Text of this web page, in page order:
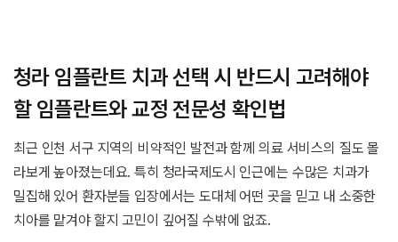
청라 임플란트 치과 선택 시 반드시 고려해야
할 임플란트와 교정 전문성 확인법
최근 인천 서구 지역의 비약적인 발전과 함께 의료 서비스의 질도 몰
라보게 높아졌는데요. 특히 청라국제도시 인근에는 수많은 치과가
밀집해 있어 환자분들 입장에서는 도대체 어떤 곳을 믿고 내 소중한
치아를 맡겨야 할지 고민이 깊어질 수밖에 없죠.